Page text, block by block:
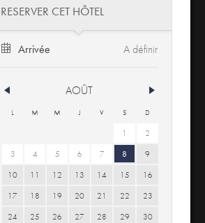
RESERVER CET HÔTEL
Arrivée
AOÛT
L M M J V S D
1
2
3
4 5 6 7 8
9
10
11 12 13 14 15
16
17
18 19 20 21 22
23
24
25 26 27 28 29
30